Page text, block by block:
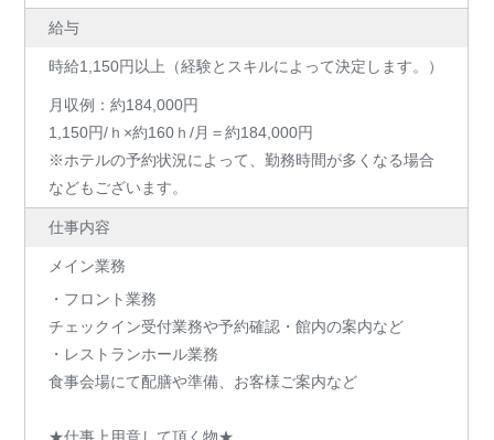
給与
時給1,150円以上（経験とスキルによって決定します。）
月収例：約184,000円
1,150円/ｈ×約160ｈ/月＝約184,000円
※ホテルの予約状況によって、勤務時間が多くなる場合
などもございます。
仕事内容
メイン業務
・フロント業務
チェックイン受付業務や予約確認・館内の案内など
・レストランホール業務
食事会場にて配膳や準備、お客様ご案内など